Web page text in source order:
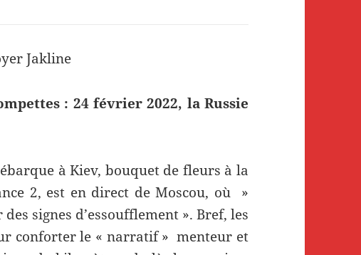
Jakline
: 24 février 2022, la Russie
à Kiev, bouquet de fleurs à la
2, est en direct de Moscou, où »
signes d’essoufflement ». Bref, les
conforter le « narratif » menteur et